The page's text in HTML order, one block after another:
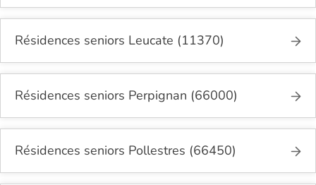
Résidences seniors Leucate (11370)
Résidences seniors Perpignan (66000)
Résidences seniors Pollestres (66450)